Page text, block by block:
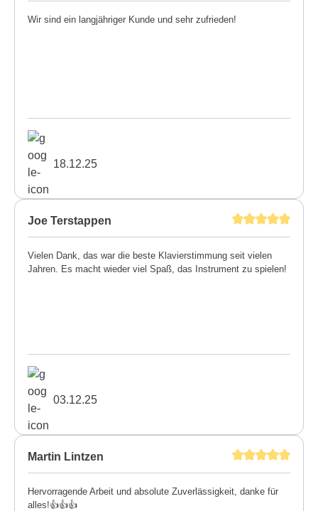
Wir sind ein langjähriger Kunde und sehr zufrieden!
18.12.25
Joe Terstappen
Vielen Dank, das war die beste Klavierstimmung seit vielen
Jahren. Es macht wieder viel Spaß, das Instrument zu spielen!
03.12.25
Martin Lintzen
Hervorragende Arbeit und absolute Zuverlässigkeit, danke für
alles!👍👍👍